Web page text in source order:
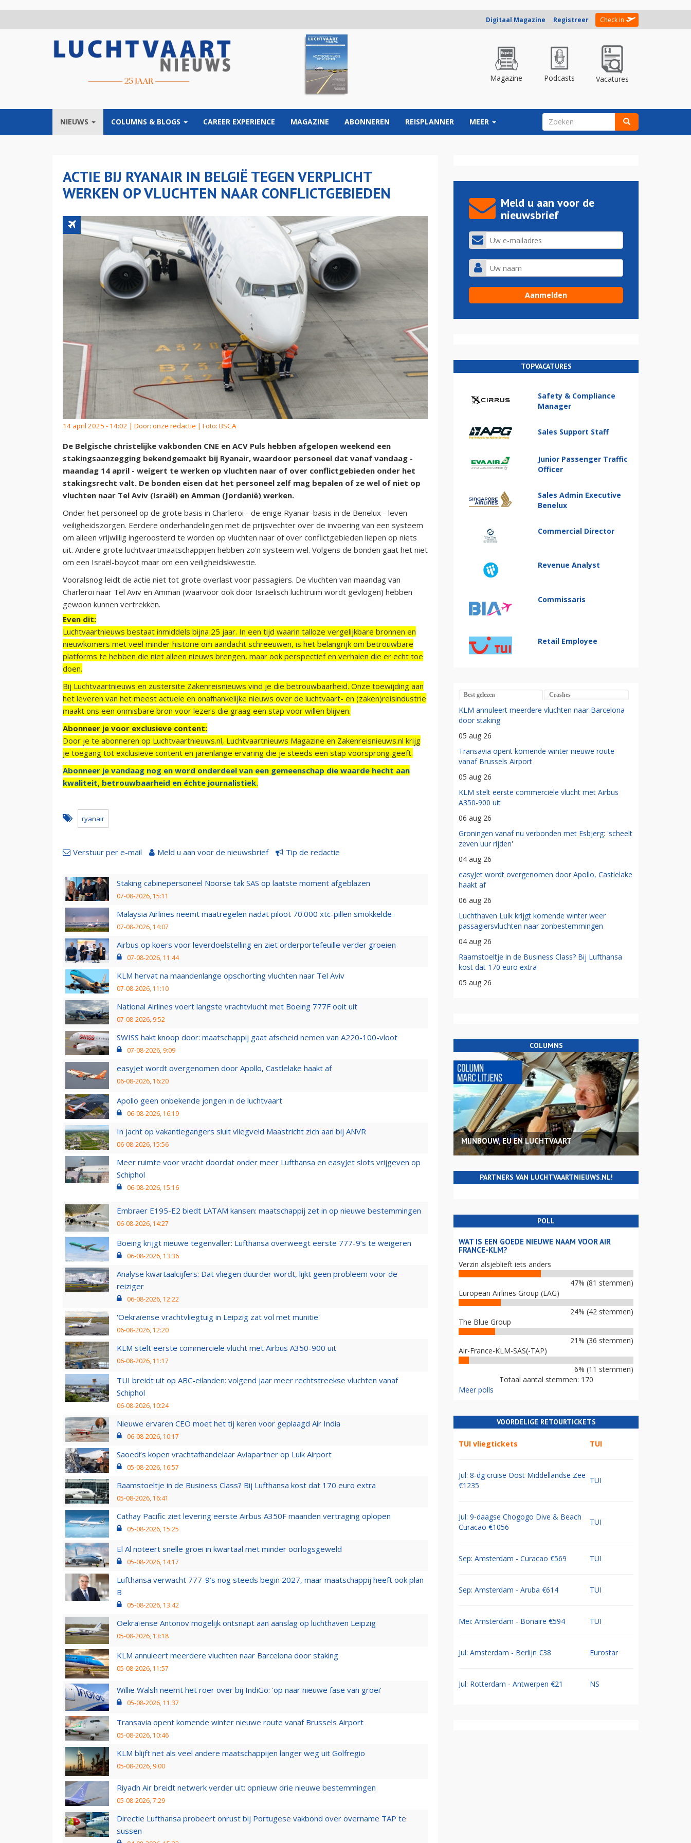
Digitaal Magazine Registreer Check in
Magazine Podcasts Vacatures
NIEUWS COLUMNS & BLOGS CAREER EXPERIENCE MAGAZINE ABONNEREN REISPLANNER MEER ZOEKVELD
ACTIE BIJ RYANAIR IN BELGIË TEGEN VERPLICHT
WERKEN OP VLUCHTEN NAAR CONFLICTGEBIEDEN
14 april 2025 - 14:02 | Door: onze redactie | Foto: BSCA
De Belgische christelijke vakbonden CNE en ACV Puls hebben afgelopen weekend een
stakingsaanzegging bekendgemaakt bij Ryanair, waardoor personeel dat vanaf vandaag -
maandag 14 april - weigert te werken op vluchten naar of over conflictgebieden onder het
stakingsrecht valt. De bonden eisen dat het personeel zelf mag bepalen of ze wel of niet op
vluchten naar Tel Aviv (Israël) en Amman (Jordanië) werken.
Onder het personeel op de grote basis in Charleroi - de enige Ryanair-basis in de Benelux - leven
veiligheidszorgen. Eerdere onderhandelingen met de prijsvechter over de invoering van een systeem
om alleen vrijwillig ingeroosterd te worden op vluchten naar of over conflictgebieden liepen op niets
uit. Andere grote luchtvaartmaatschappijen hebben zo'n systeem wel. Volgens de bonden gaat het niet
om een Israël-boycot maar om een veiligheidskwestie.
Vooralsnog leidt de actie niet tot grote overlast voor passagiers. De vluchten van maandag van
Charleroi naar Tel Aviv en Amman (waarvoor ook door Israëlisch luchtruim wordt gevlogen) hebben
gewoon kunnen vertrekken.
Even dit:
Luchtvaartnieuws bestaat inmiddels bijna 25 jaar. In een tijd waarin talloze vergelijkbare bronnen en
nieuwkomers met veel minder historie om aandacht schreeuwen, is het belangrijk om betrouwbare
platforms te hebben die niet alleen nieuws brengen, maar ook perspectief en verhalen die er echt toe
doen.
Bij Luchtvaartnieuws en zustersite Zakenreisnieuws vind je die betrouwbaarheid. Onze toewijding aan
het leveren van het meest actuele en onafhankelijke nieuws over de luchtvaart- en (zaken)reisindustrie
maakt ons een onmisbare bron voor lezers die graag een stap voor willen blijven.
Abonneer je voor exclusieve content:
Door je te abonneren op Luchtvaartnieuws.nl, Luchtvaartnieuws Magazine en Zakenreisnieuws.nl krijg
je toegang tot exclusieve content en jarenlange ervaring die je steeds een stap voorsprong geeft.
Abonneer je vandaag nog en word onderdeel van een gemeenschap die waarde hecht aan
kwaliteit, betrouwbaarheid en échte journalistiek.
ryanair
Verstuur per e-mail Meld u aan voor de nieuwsbrief Tip de redactie
Staking cabinepersoneel Noorse tak SAS op laatste moment afgeblazen
07-08-2026, 15:11
Malaysia Airlines neemt maatregelen nadat piloot 70.000 xtc-pillen smokkelde
07-08-2026, 14:07
Airbus op koers voor leverdoelstelling en ziet orderportefeuille verder groeien
07-08-2026, 11:44
KLM hervat na maandenlange opschorting vluchten naar Tel Aviv
07-08-2026, 11:10
National Airlines voert langste vrachtvlucht met Boeing 777F ooit uit
07-08-2026, 9:52
SWISS hakt knoop door: maatschappij gaat afscheid nemen van A220-100-vloot
07-08-2026, 9:09
easyJet wordt overgenomen door Apollo, Castlelake haakt af
06-08-2026, 16:20
Apollo geen onbekende jongen in de luchtvaart
06-08-2026, 16:19
In jacht op vakantiegangers sluit vliegveld Maastricht zich aan bij ANVR
06-08-2026, 15:56
Meer ruimte voor vracht doordat onder meer Lufthansa en easyJet slots vrijgeven op
Schiphol
06-08-2026, 15:16
Embraer E195-E2 biedt LATAM kansen: maatschappij zet in op nieuwe bestemmingen
06-08-2026, 14:27
Boeing krijgt nieuwe tegenvaller: Lufthansa overweegt eerste 777-9’s te weigeren
06-08-2026, 13:36
Analyse kwartaalcijfers: Dat vliegen duurder wordt, lijkt geen probleem voor de
reiziger
06-08-2026, 12:22
'Oekraïense vrachtvliegtuig in Leipzig zat vol met munitie'
06-08-2026, 12:20
KLM stelt eerste commerciële vlucht met Airbus A350-900 uit
06-08-2026, 11:17
TUI breidt uit op ABC-eilanden: volgend jaar meer rechtstreekse vluchten vanaf
Schiphol
06-08-2026, 10:24
Nieuwe ervaren CEO moet het tij keren voor geplaagd Air India
06-08-2026, 10:17
Saoedi’s kopen vrachtafhandelaar Aviapartner op Luik Airport
05-08-2026, 16:57
Raamstoeltje in de Business Class? Bij Lufthansa kost dat 170 euro extra
05-08-2026, 16:41
Cathay Pacific ziet levering eerste Airbus A350F maanden vertraging oplopen
05-08-2026, 15:25
El Al noteert snelle groei in kwartaal met minder oorlogsgeweld
05-08-2026, 14:17
Lufthansa verwacht 777-9’s nog steeds begin 2027, maar maatschappij heeft ook plan
B
05-08-2026, 13:42
Oekraïense Antonov mogelijk ontsnapt aan aanslag op luchthaven Leipzig
05-08-2026, 13:18
KLM annuleert meerdere vluchten naar Barcelona door staking
05-08-2026, 11:57
Willie Walsh neemt het roer over bij IndiGo: 'op naar nieuwe fase van groei'
05-08-2026, 11:37
Transavia opent komende winter nieuwe route vanaf Brussels Airport
05-08-2026, 10:46
KLM blijft net als veel andere maatschappijen langer weg uit Golfregio
05-08-2026, 9:00
Riyadh Air breidt netwerk verder uit: opnieuw drie nieuwe bestemmingen
05-08-2026, 7:29
Directie Lufthansa probeert onrust bij Portugese vakbond over overname TAP te
sussen
Meld u aan voor de
nieuwsbrief
TOPVACATURES
Safety & Compliance
Manager
Sales Support Staff
Junior Passenger Traffic
Officer
Sales Admin Executive
Benelux
Commercial Director
Revenue Analyst
Commissaris
Retail Employee
Best gelezen Crashes
KLM annuleert meerdere vluchten naar Barcelona
door staking
05 aug 26
Transavia opent komende winter nieuwe route
vanaf Brussels Airport
05 aug 26
KLM stelt eerste commerciële vlucht met Airbus
A350-900 uit
06 aug 26
Groningen vanaf nu verbonden met Esbjerg: 'scheelt
zeven uur rijden'
04 aug 26
easyJet wordt overgenomen door Apollo, Castlelake
haakt af
06 aug 26
Luchthaven Luik krijgt komende winter weer
passagiersvluchten naar zonbestemmingen
04 aug 26
Raamstoeltje in de Business Class? Bij Lufthansa
kost dat 170 euro extra
05 aug 26
COLUMNS
MIJNBOUW, EU EN LUCHTVAART
PARTNERS VAN LUCHTVAARTNIEUWS.NL!
POLL
WAT IS EEN GOEDE NIEUWE NAAM VOOR AIR
FRANCE-KLM?
Verzin alsjeblieft iets anders
47% (81 stemmen)
European Airlines Group (EAG)
24% (42 stemmen)
The Blue Group
21% (36 stemmen)
Air-France-KLM-SAS(-TAP)
6% (11 stemmen)
Totaal aantal stemmen: 170
Meer polls
VOORDELIGE RETOURTICKETS
TUI vliegtickets TUI
Jul: 8-dg cruise Oost Middellandse Zee
€1235
TUI
Jul: 9-daagse Chogogo Dive & Beach
Curacao €1056
TUI
Sep: Amsterdam - Curacao €569 TUI
Sep: Amsterdam - Aruba €614 TUI
Mei: Amsterdam - Bonaire €594 TUI
Jul: Amsterdam - Berlijn €38 Eurostar
Jul: Rotterdam - Antwerpen €21 NS